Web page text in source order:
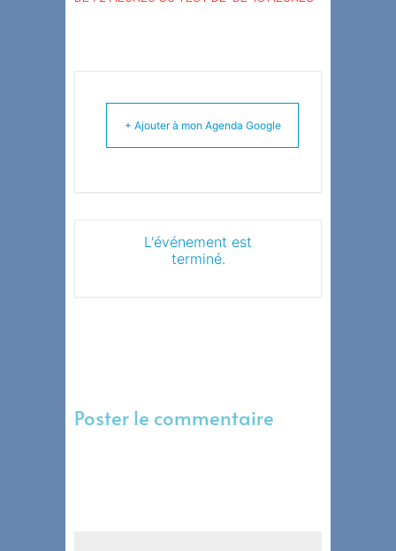
+ Ajouter à mon Agenda Google
L'événement est
terminé.
Poster le commentaire